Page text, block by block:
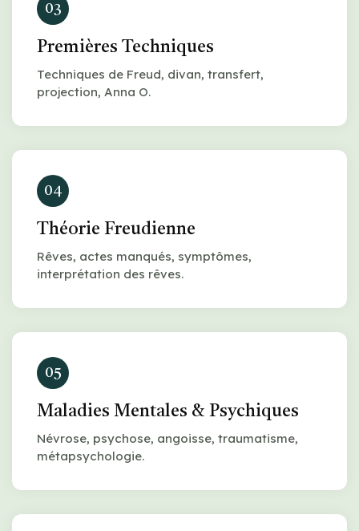
03
Premières Techniques
Techniques de Freud, divan, transfert,
projection, Anna O.
04
Théorie Freudienne
Rêves, actes manqués, symptômes,
interprétation des rêves.
05
Maladies Mentales & Psychiques
Névrose, psychose, angoisse, traumatisme,
métapsychologie.